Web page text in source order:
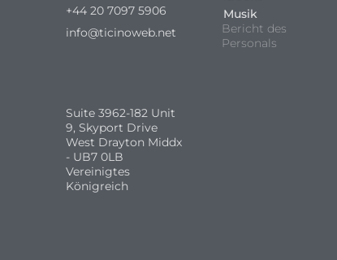
+44 20 7097 5906
info@ticinoweb.net
Suite 3962-182 Unit
9, Skyport Drive
West Drayton Middx
- UB7 0LB
Vereinigtes
Königreich
Musik
Bericht des
Personals